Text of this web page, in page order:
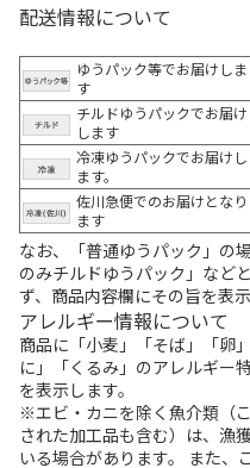
配送情報について
ゆうパック等でお届けしま
す
チルドゆうパックでお届け
します
冷凍ゆうパックでお届けし
ます。
佐川急便でのお届けとなり
ます
なお、「普通ゆうパック」の
のみチルドゆうパック」など
ず、商品内容欄にその旨を表示
アレルギー情報について
商品に「小麦」「そば」「卵
に」「くるみ」のアレルギー
を表示します。
※エビ・カニを除く魚介類（
された加工品も含む）は、漁
いる場合があります。 また、